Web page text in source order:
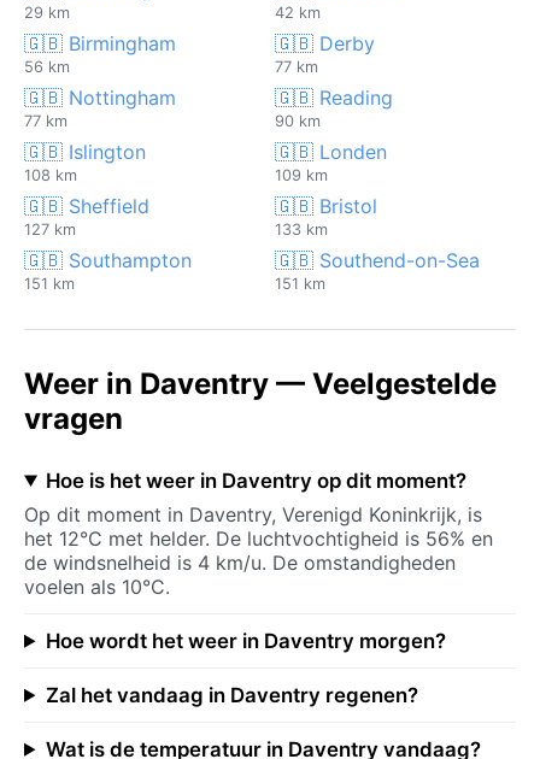
29 km 42 km
🇬🇧 Birmingham
56 km
🇬🇧 Derby
77 km
🇬🇧 Nottingham
77 km
🇬🇧 Reading
90 km
🇬🇧 Islington
108 km
🇬🇧 Londen
109 km
🇬🇧 Sheffield
127 km
🇬🇧 Bristol
133 km
🇬🇧 Southampton
151 km
🇬🇧 Southend-on-Sea
151 km
Weer in Daventry — Veelgestelde
vragen
Hoe is het weer in Daventry op dit moment?
Op dit moment in Daventry, Verenigd Koninkrijk, is
het 12°C met helder. De luchtvochtigheid is 56% en
de windsnelheid is 4 km/u. De omstandigheden
voelen als 10°C.
Hoe wordt het weer in Daventry morgen?
Zal het vandaag in Daventry regenen?
Wat is de temperatuur in Daventry vandaag?